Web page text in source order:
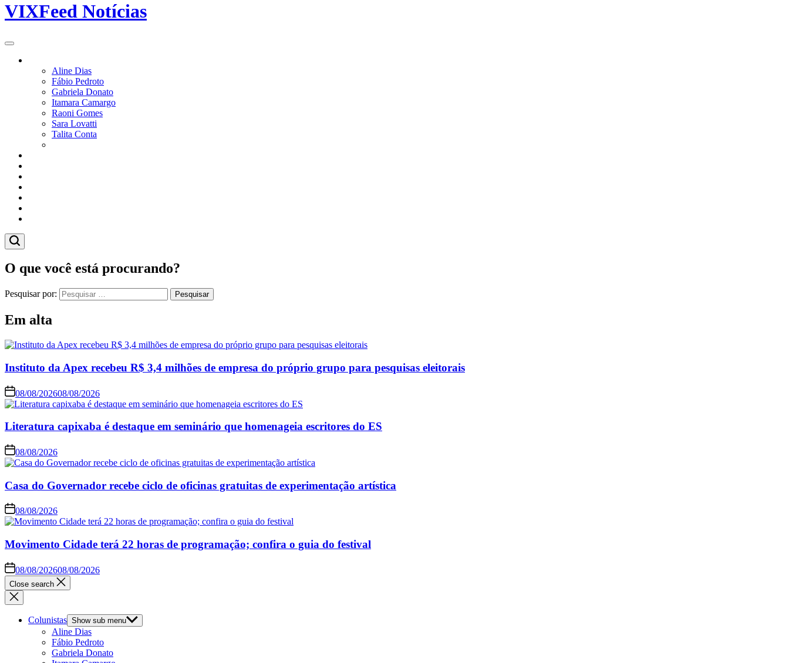
VIXFeed Notícias
Aline Dias
Fábio Pedroto
Gabriela Donato
Itamara Camargo
Raoni Gomes
Sara Lovatti
Talita Conta
O que você está procurando?
Pesquisar por:
Em alta
Instituto da Apex recebeu R$ 3,4 milhões de empresa do próprio grupo para pesquisas eleitorais
08/08/202608/08/2026
Literatura capixaba é destaque em seminário que homenageia escritores do ES
08/08/2026
Casa do Governador recebe ciclo de oficinas gratuitas de experimentação artística
08/08/2026
Movimento Cidade terá 22 horas de programação; confira o guia do festival
08/08/202608/08/2026
Close search
Colunistas Show sub menu
Aline Dias
Fábio Pedroto
Gabriela Donato